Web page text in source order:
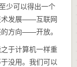
少可以得出一个
术发展——互联网
方向——开放。
于计算机一样重
没用。我们可以